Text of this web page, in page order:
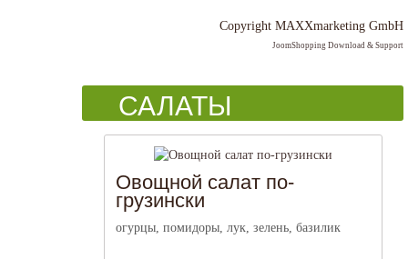
Copyright MAXXmarketing GmbH
JoomShopping Download & Support
САЛАТЫ
Овощной салат по-
грузински
огурцы, помидоры, лук, зелень, базилик